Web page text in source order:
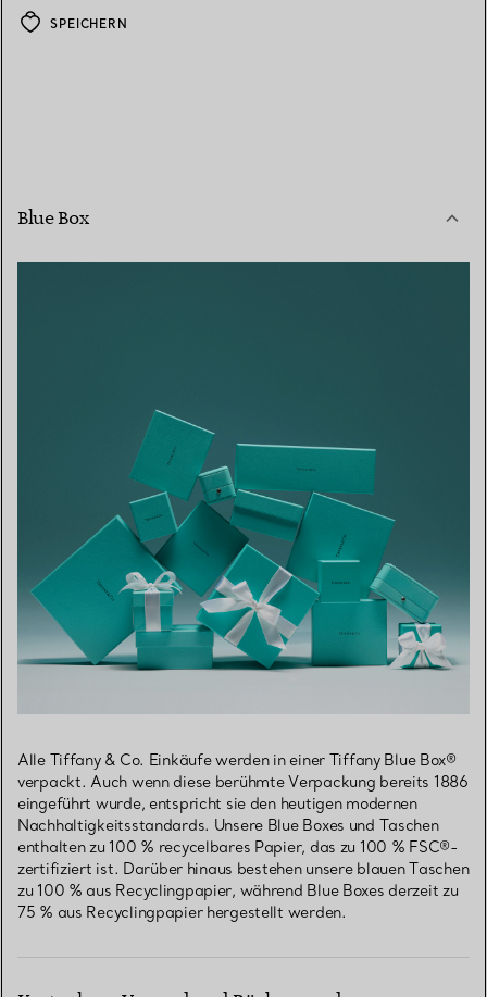
SPEICHERN
Blue Box
Alle Tiffany & Co. Einkäufe werden in einer Tiffany Blue Box®
verpackt. Auch wenn diese berühmte Verpackung bereits 1886
eingeführt wurde, entspricht sie den heutigen modernen
Nachhaltigkeitsstandards. Unsere Blue Boxes und Taschen
enthalten zu 100 % recycelbares Papier, das zu 100 % FSC®-
zertifiziert ist. Darüber hinaus bestehen unsere blauen Taschen
zu 100 % aus Recyclingpapier, während Blue Boxes derzeit zu
75 % aus Recyclingpapier hergestellt werden.